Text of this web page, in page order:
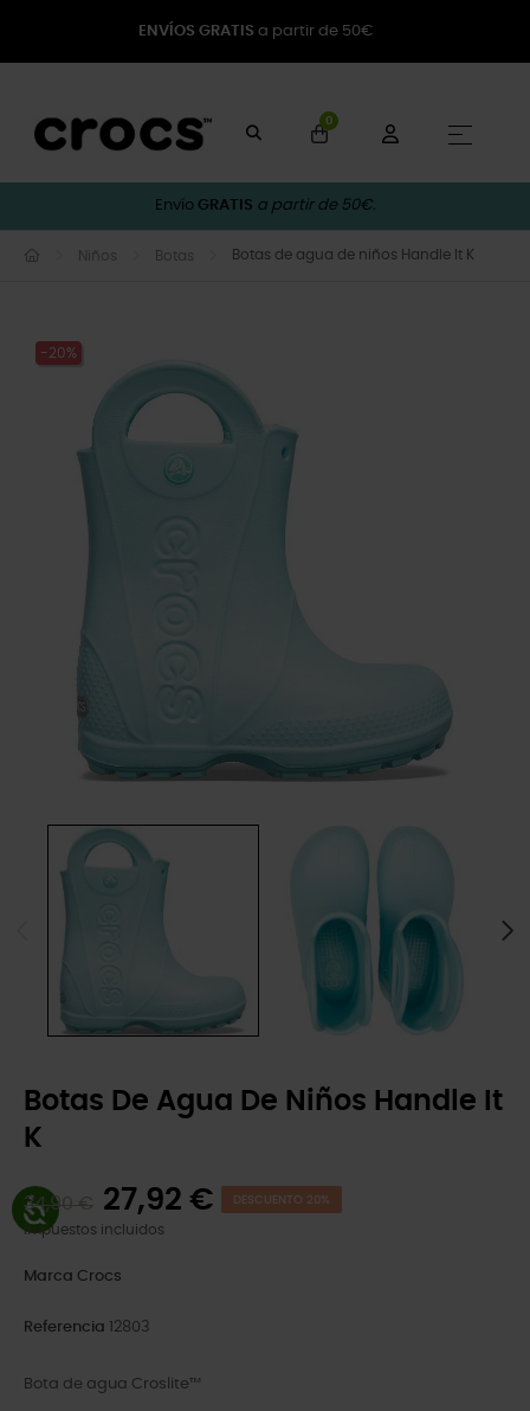
ENVÍOS GRATIS a partir de 50€
0
☰
Envío GRATIS a partir de 50€.
Niños Botas Botas de agua de niños Handle It K
-20%
Botas De Agua De Niños Handle It
K
34,90 € 27,92 € DESCUENTO 20%
Impuestos incluidos
Marca Crocs
Referencia 12803
Bota de agua Croslite™